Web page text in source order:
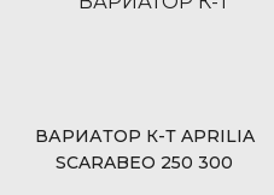
ВАРИАТОР К-Т APRILIA
SCARABEO 250 300